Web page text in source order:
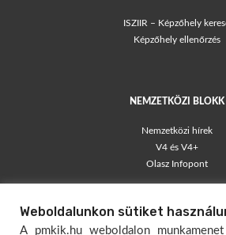
ISZIIR – Képzőhely
Képzőhely ellenőrzés
NEMZETKÖZI BLOKK
Nemzetközi hírek
V4 és V4+
Olasz Infopont
Blog – egyéni vállalkozók
Weboldalunkon sütiket
A pmkik.hu weboldalon